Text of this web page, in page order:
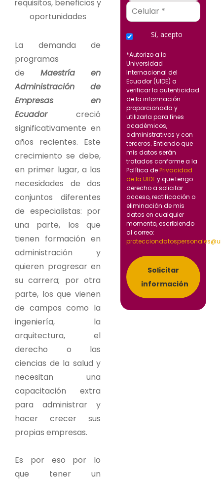
La demanda de
programas
de Maestría en
Administración de
Empresas en
Ecuadorcreció
significativamente en
años recientes. Este
crecimiento se debe,
en primer lugar, a las
necesidades de dos
conjuntos diferentes
de especialistas: por
una parte, los que
tienen formación en
administración y
quieren progresar en
su carrera; por otra
parte, los que vienen
de campos como la
ingeniería, la
arquitectura, el
derecho o las
ciencias de la salud y
necesitan una
capacitación extra
para administrar y
hacer crecer sus
propias empresas.
Es por eso por lo
que tener un
Sí, acepto
*Autorizo a la
Universidad
Internacional del
Ecuador (UIDE) a
verificar la autenticidad
de la información
proporcionada y
utilizarla para fines
académicos,
administrativos y con
terceros. Entiendo que
mis datos serán
tratados conforme a la
Política dePrivacidad
de la UIDEy que tengo
derecho a solicitar
acceso, rectificación o
eliminación de mis
datos en cualquier
momento, escribiendo
al correo:
Solicitar
información